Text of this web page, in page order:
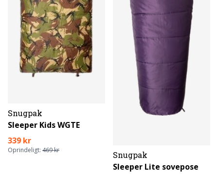
Snugpak
Sleeper Kids WGTE
339 kr
Oprindeligt: 469 kr Snugpak
Sleeper Lite sovepose